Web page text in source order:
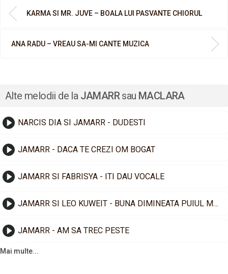
KARMA SI MR. JUVE – BOALA LUI PASVANTE CHIORUL
ANA RADU – VREAU SA-MI CANTE MUZICA
Alte melodii de la JAMARRsau MACLARA
NARCIS DIA SI JAMARR - DUDESTI
JAMARR - DACA TE CREZI OM BOGAT
JAMARR SI FABRISYA - ITI DAU VOCALE
JAMARR SI LEO KUWEIT - BUNA DIMINEATA PUIUL MEU
JAMARR - AM SA TREC PESTE
Mai multe...